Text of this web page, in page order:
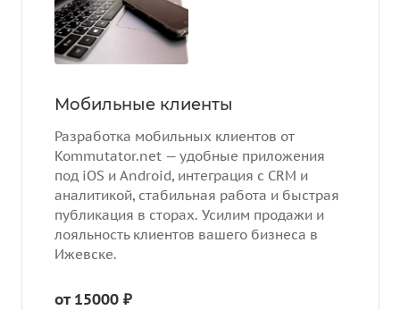
Мобильные клиенты
Разработка мобильных клиентов от
Kommutator.net — удобные приложения
под iOS и Android, интеграция с CRM и
аналитикой, стабильная работа и быстрая
публикация в сторах. Усилим продажи и
лояльность клиентов вашего бизнеса в
Ижевске.
от 15000 ₽